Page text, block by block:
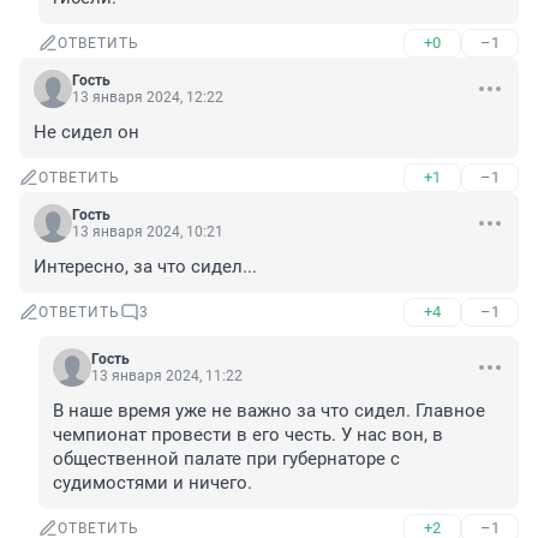
ОТВЕТИТЬ +0 –1
Гость
13 января 2024, 12:22
Не сидел он
ОТВЕТИТЬ +1 –1
Гость
13 января 2024, 10:21
Интересно, за что сидел...
ОТВЕТИТЬ 3 +4 –1
Гость
13 января 2024, 11:22
В наше время уже не важно за что сидел. Главное
чемпионат провести в его честь. У нас вон, в
общественной палате при губернаторе с
судимостями и ничего.
ОТВЕТИТЬ +2 –1